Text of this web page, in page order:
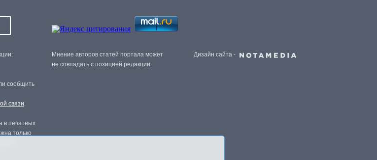
сообщить
связи.
в печатных
только
Мнение авторов статей портала может
не совпадать с позицией редакции.
Дизайн сайта -